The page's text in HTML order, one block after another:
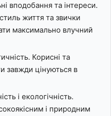
вподобання та інтереси.
життя та звички
максимально влучний
Корисні та
завжди цінуються в
і екологічність.
і природним